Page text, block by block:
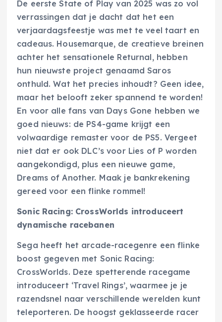
De eerste State of Play van 2025 was zo vol
verrassingen dat je dacht dat het een
verjaardagsfeestje was met te veel taart en
cadeaus. Housemarque, de creatieve breinen
achter het sensationele Returnal, hebben
hun nieuwste project genaamd Saros
onthuld. Wat het precies inhoudt? Geen idee,
maar het belooft zeker spannend te worden!
En voor alle fans van Days Gone hebben we
goed nieuws: de PS4-game krijgt een
volwaardige remaster voor de PS5. Vergeet
niet dat er ook DLC’s voor Lies of P worden
aangekondigd, plus een nieuwe game,
Dreams of Another. Maak je bankrekening
gereed voor een flinke rommel!
Sonic Racing: CrossWorlds introduceert
dynamische racebanen
Sega heeft het arcade-racegenre een flinke
boost gegeven met Sonic Racing:
CrossWorlds. Deze spetterende racegame
introduceert ‘Travel Rings’, waarmee je je
razendsnel naar verschillende werelden kunt
teleporteren. De hoogst geklasseerde racer